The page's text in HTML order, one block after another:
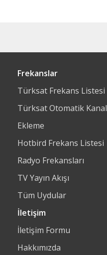
Frekanslar
Türksat Frekans Listesi
Türksat Otomatik Kanal
Ekleme
Hotbird Frekans Listesi
Radyo Frekansları
TV Yayın Akışı
Tüm Uydular
İletişim
İletişim Formu
Hakkımızda